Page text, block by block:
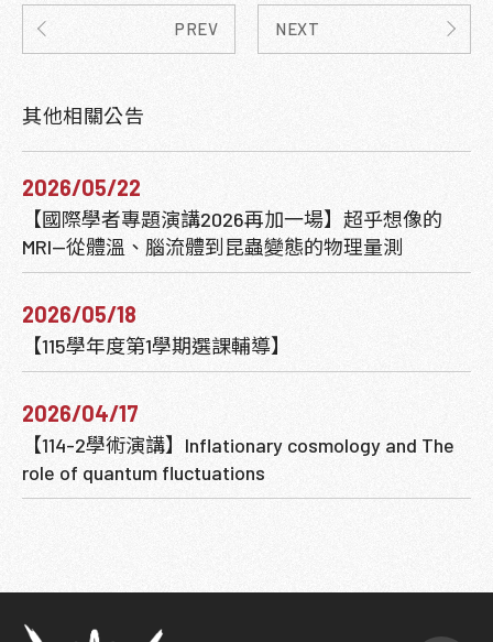
PREV NEXT
其他相關公告
2026/05/22
【國際學者專題演講2026再加一場】超乎想像的
MRI—從體溫、腦流體到昆蟲變態的物理量測
2026/05/18
【115學年度第1學期選課輔導】
2026/04/17
【114-2學術演講】Inflationary cosmology and The
role of quantum fluctuations